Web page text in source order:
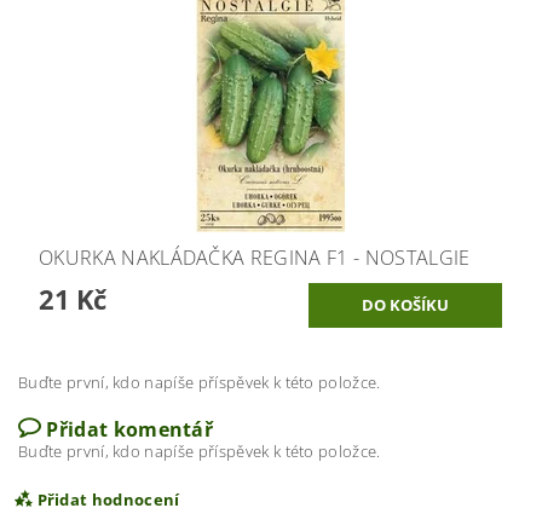
OKURKA NAKLÁDAČKA REGINA F1 - NOSTALGIE
21 Kč
Buďte první, kdo napíše příspěvek k této položce.
Přidat komentář
Buďte první, kdo napíše příspěvek k této položce.
Přidat hodnocení